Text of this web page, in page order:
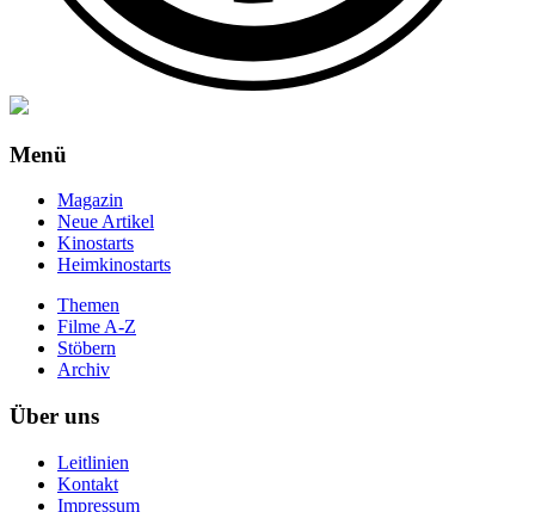
Menü
Magazin
Neue Artikel
Kinostarts
Heimkinostarts
Themen
Filme A-Z
Stöbern
Archiv
Über uns
Leitlinien
Kontakt
Impressum